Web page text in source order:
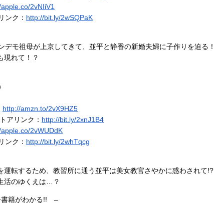
2vNIiV1
ンク： http://bit.ly/2wSQPaK
デモ祖母が上京してきて、並平と静香の新婚夫婦に子作りを迫る！
現れて！？
http://amzn.to/2vX9HZ5
アリンク： http://bit.ly/2xnJ1B4
2vWUDdK
ンク： http://bit.ly/2whTqcg
運転するため、教習所に通う並平は美女教官さやかに惑わされて!?
活のゆくえは…？
籍がわかる!! –